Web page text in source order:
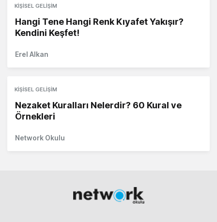
KIŞISEL GELIŞIM
Hangi Tene Hangi Renk Kıyafet Yakışır?
Kendini Keşfet!
Erel Alkan
KIŞISEL GELIŞIM
Nezaket Kuralları Nelerdir? 60 Kural ve
Örnekleri
Network Okulu